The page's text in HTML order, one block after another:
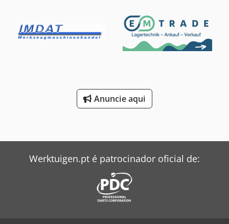
Anuncie aqui
Werktuigen.pt é patrocinador oficial de: